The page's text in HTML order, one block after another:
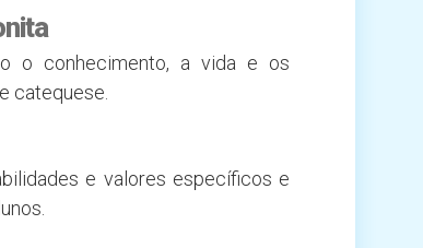
o conhecimento, a vida e os
catequese.
e valores específicos e